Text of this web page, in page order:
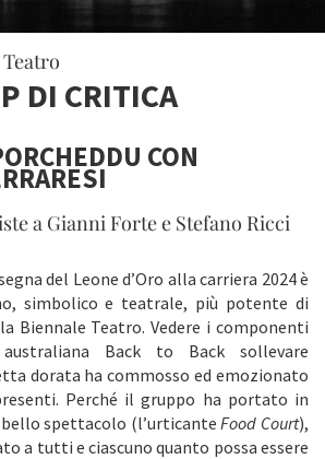
DI CRITICA
CON
a Gianni Forte e Stefano Ricci
del Leone d’Oro alla carriera 2024 è
simbolico e teatrale, più potente di
Biennale Teatro. Vedere i componenti
Back to Back sollevare
dorata ha commosso ed emozionato
Perché il gruppo ha portato in
spettacolo (l’urticanteFood Court),
a tutti e ciascuno quanto possa essere